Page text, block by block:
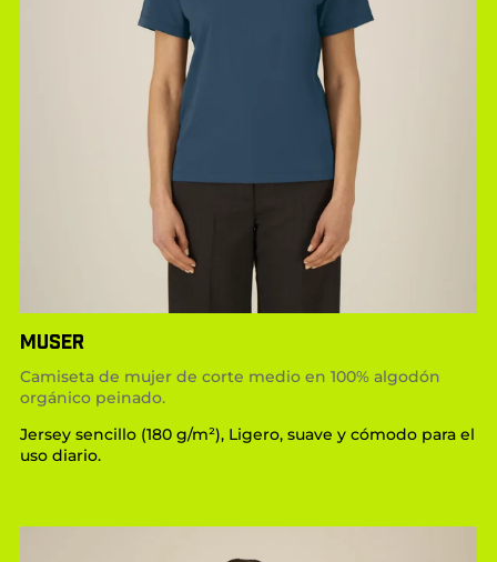
MUSER
Camiseta de mujer de corte medio en 100% algodón
orgánico peinado.
Jersey sencillo (180 g/m²), Ligero, suave y cómodo para el
uso diario.